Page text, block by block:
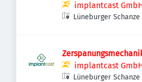
implantcast
Lüneburger Schanze
implantcast
Lüneburger Schanze